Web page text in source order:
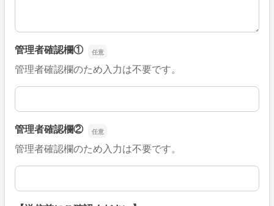
管理者確認欄①
管理者確認欄のため入力は不要です。
管理者確認欄①
管理者確認欄②
管理者確認欄のため入力は不要です。
管理者確認欄②